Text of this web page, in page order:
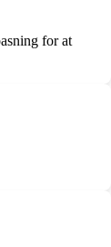
for at